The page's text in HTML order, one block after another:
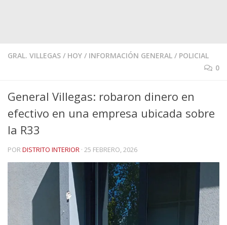
GRAL. VILLEGAS / HOY / INFORMACIÓN GENERAL / POLICIAL
0
General Villegas: robaron dinero en
efectivo en una empresa ubicada sobre
la R33
PORDISTRITO INTERIOR · 25 FEBRERO, 2026